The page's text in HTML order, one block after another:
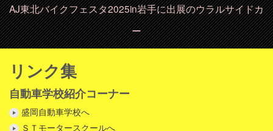
AJ東北バイクフェスタ2025in岩手に出展のウラルサイドカ
ー
リンク集
自動車学校紹介コーナー
盛岡自動車学校へ
ＳＴモータースクールへ